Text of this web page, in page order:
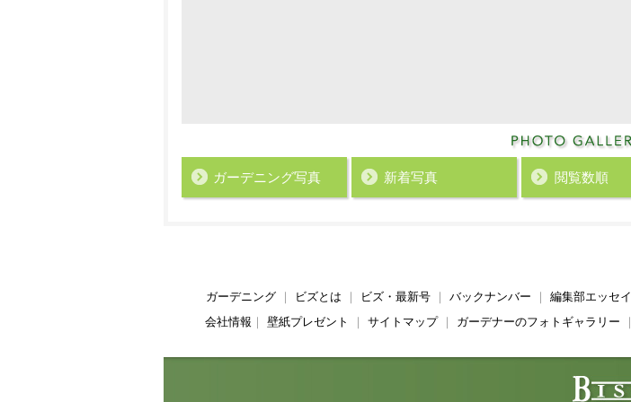
ガーデニング写真 新着写真 閲覧数順
ガーデニング｜ ビズとは ビズ・最新号｜ バックナンバー 編集部エッセイ
会社情報
壁紙プレゼント サイトマップ｜ ガーデナーのフォトギャラリー